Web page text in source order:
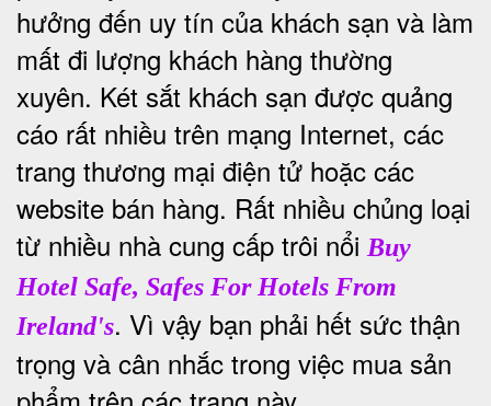
hưởng đến uy tín của khách sạn và làm
mất đi lượng khách hàng thường
xuyên. Két sắt khách sạn được quảng
cáo rất nhiều trên mạng Internet, các
trang thương mại điện tử hoặc các
website bán hàng. Rất nhiều chủng loại
từ nhiều nhà cung cấp trôi nổi Buy
Hotel Safe, Safes For Hotels From
Ireland's. Vì vậy bạn phải hết sức thận
trọng và cân nhắc trong việc mua sản